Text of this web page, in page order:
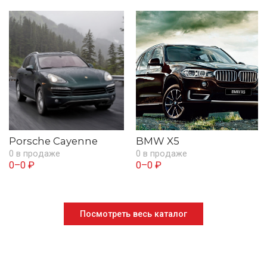
Porsche Cayenne
0 в продаже
0–0 ₽
BMW X5
0 в продаже
0–0 ₽
Посмотреть весь каталог